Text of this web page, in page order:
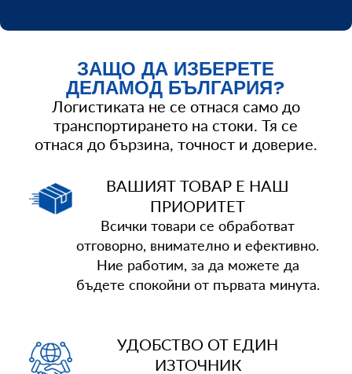
ЗАЩО ДА ИЗБЕРЕТЕ
ДЕЛАМОД БЪЛГАРИЯ?
Логистиката не се отнася само до
транспортирането на стоки. Тя се
отнася до бързина, точност и доверие.
ВАШИЯТ ТОВАР Е НАШ
ПРИОРИТЕТ
Всички товари се обработват
отговорно, внимателно и ефективно.
Ние работим, за да можете да
бъдете спокойни от първата минута.
УДОБСТВО ОТ ЕДИН
ИЗТОЧНИК